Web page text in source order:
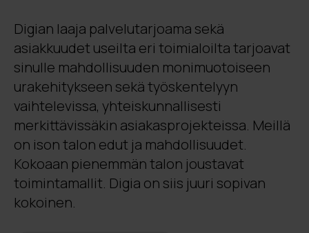
Digian laaja palvelutarjoama sekä
asiakkuudet useilta eri toimialoilta tarjoavat
sinulle mahdollisuuden monimuotoiseen
urakehitykseen sekä työskentelyyn
vaihtelevissa, yhteiskunnallisesti
merkittävissäkin asiakasprojekteissa. Meillä
on ison talon edut ja mahdollisuudet.
Kokoaan pienemmän talon joustavat
toimintamallit. Digia on siis juuri sopivan
kokoinen.